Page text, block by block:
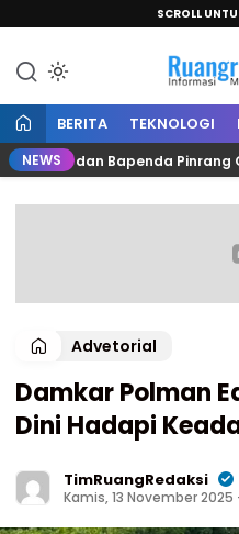
SCROLL
Informasi
BERITA TEKNOLOGI
NEWS
dan Bapenda Pinrang Garap
Advetorial
Damkar Polman
Dini Hadapi
TimRuangRedaksi
Kamis, 13 November 2025